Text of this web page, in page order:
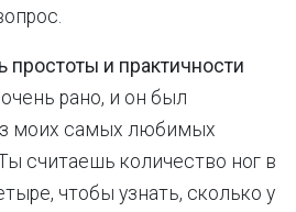
и практичности
рано, и он был
моих самых любимых
считаешь количество ног в
чтобы узнать, сколько у